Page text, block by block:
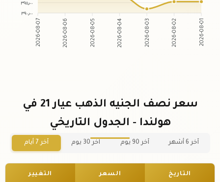
٣٩٥٫٠٠
٣٩٠٫٠٠
2026-08-07 2026-08-06 2026-08-05 2026-08-04 2026-08-03 2026-08-02 2026-08-01
سعر نصف الجنيه الذهب عيار 21 في
هولندا - الجدول التاريخي
آخر 6 أشهر آخر 90 يوم آخر 30 يوم آخر 7 أيام
التاريخ السعر التغيير